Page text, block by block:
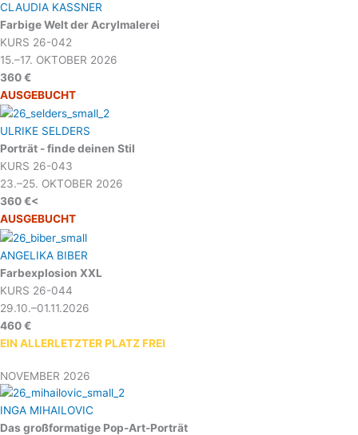
CLAUDIA KASSNER
Farbige Welt der Acrylmalerei
KURS 26-042
15.–17. OKTOBER 2026
360 €
AUSGEBUCHT
ULRIKE SELDERS
Porträt - finde deinen Stil
KURS 26-043
23.–25. OKTOBER 2026
360 €<
AUSGEBUCHT
ANGELIKA BIBER
Farbexplosion XXL
KURS 26-044
29.10.–01.11.2026
460 €
EIN ALLERLETZTER PLATZ FREI
NOVEMBER 2026
INGA MIHAILOVIC
Das großformatige Pop-Art-Porträt